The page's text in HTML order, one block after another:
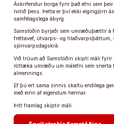
Áskrifendur borga fyrir það efni sem
notið þess. Þetta er því ekki eigingjörn
samfélagslega ábyrg.
Samstöðin byrjaði sem umræðuþættir á
fréttavef, útvarps- og hlaðvarpsþáttum,
sjónvarpsdagskrá.
Við trúum að Samstöðin skipti máli fyrir
róttæka umræðu um málefni sem
almennings.
Ef þú ert sama sinnis skaltu endilega
með einn af eigendum hennar.
Þitt framlag skiptir máli.